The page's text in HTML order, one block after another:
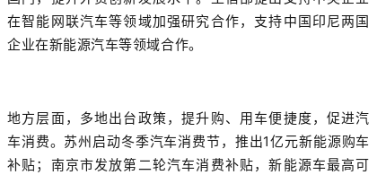
在智能网联汽车等领域加强研究合作，支持中国印尼两国
企业在新能源汽车等领域合作。
地方层面，多地出台政策，提升购、用车便捷度，促进汽
车消费。苏州启动冬季汽车消费节，推出1亿元新能源购车
补贴；南京市发放第二轮汽车消费补贴，新能源车最高可